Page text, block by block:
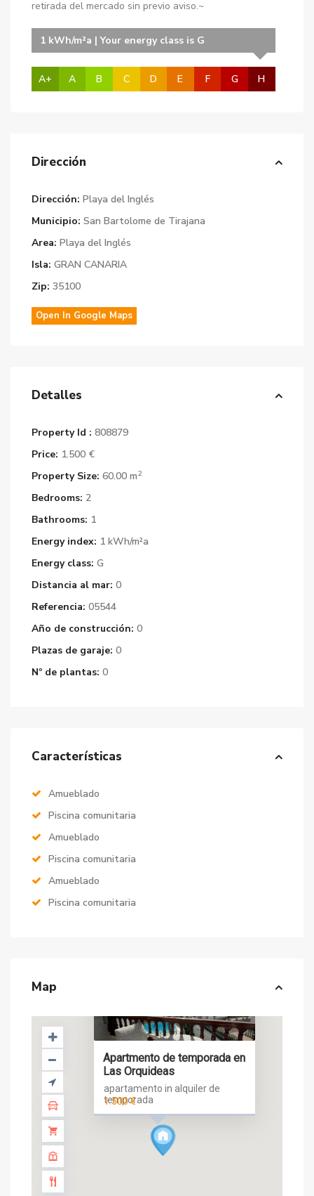
retirada del mercado sin previo aviso.~
A+ A B C D E F
1 kWh/m²a | Your energy class is G
G H
Dirección
Dirección: Playa del Inglés
Municipio: San Bartolome de Tirajana
Area: Playa del Inglés
Isla: GRAN CANARIA
Zip: 35100
Open In Google Maps
Detalles
Property Id : 808879
Price: 1.500 €
Property Size: 60.00 m2
Bedrooms: 2
Bathrooms: 1
Energy index: 1 kWh/m²a
Energy class: G
Distancia al mar: 0
Referencia: 05544
Año de construcción: 0
Plazas de garaje: 0
Nº de plantas: 0
Características
Amueblado
Piscina comunitaria
Amueblado
Piscina comunitaria
Amueblado
Piscina comunitaria
Map
Apartmento de temporada en
Las Orquideas
apartamento in alquiler de
temporada
1.500 €